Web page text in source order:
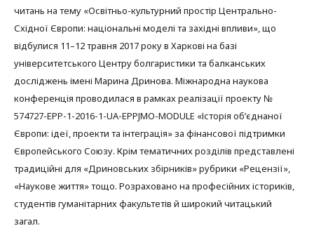
читань на тему «Освітньо-культурний простір Центрально-
Східної Європи: національні моделі та західні впливи», що
відбулися 11–12 травня 2017 року в Харкові на базі
університетського Центру болгаристики та балканських
досліджень імені Марина Дринова. Міжнародна наукова
конференція проводилася в рамках реалізації проекту №
574727-EPP-1-2016-1-UA-EPPJMO-MODULE «Історія об’єднаної
Європи: ідеї, проекти та інтеграція» за фінансової підтримки
Європейського Союзу. Крім тематичних розділів представлені
традиційні для «Дриновських збірників» рубрики «Рецензії»,
«Наукове життя» тощо. Розраховано на професійних істориків,
студентів гуманітарних факультетів й широкий читацький
загал.